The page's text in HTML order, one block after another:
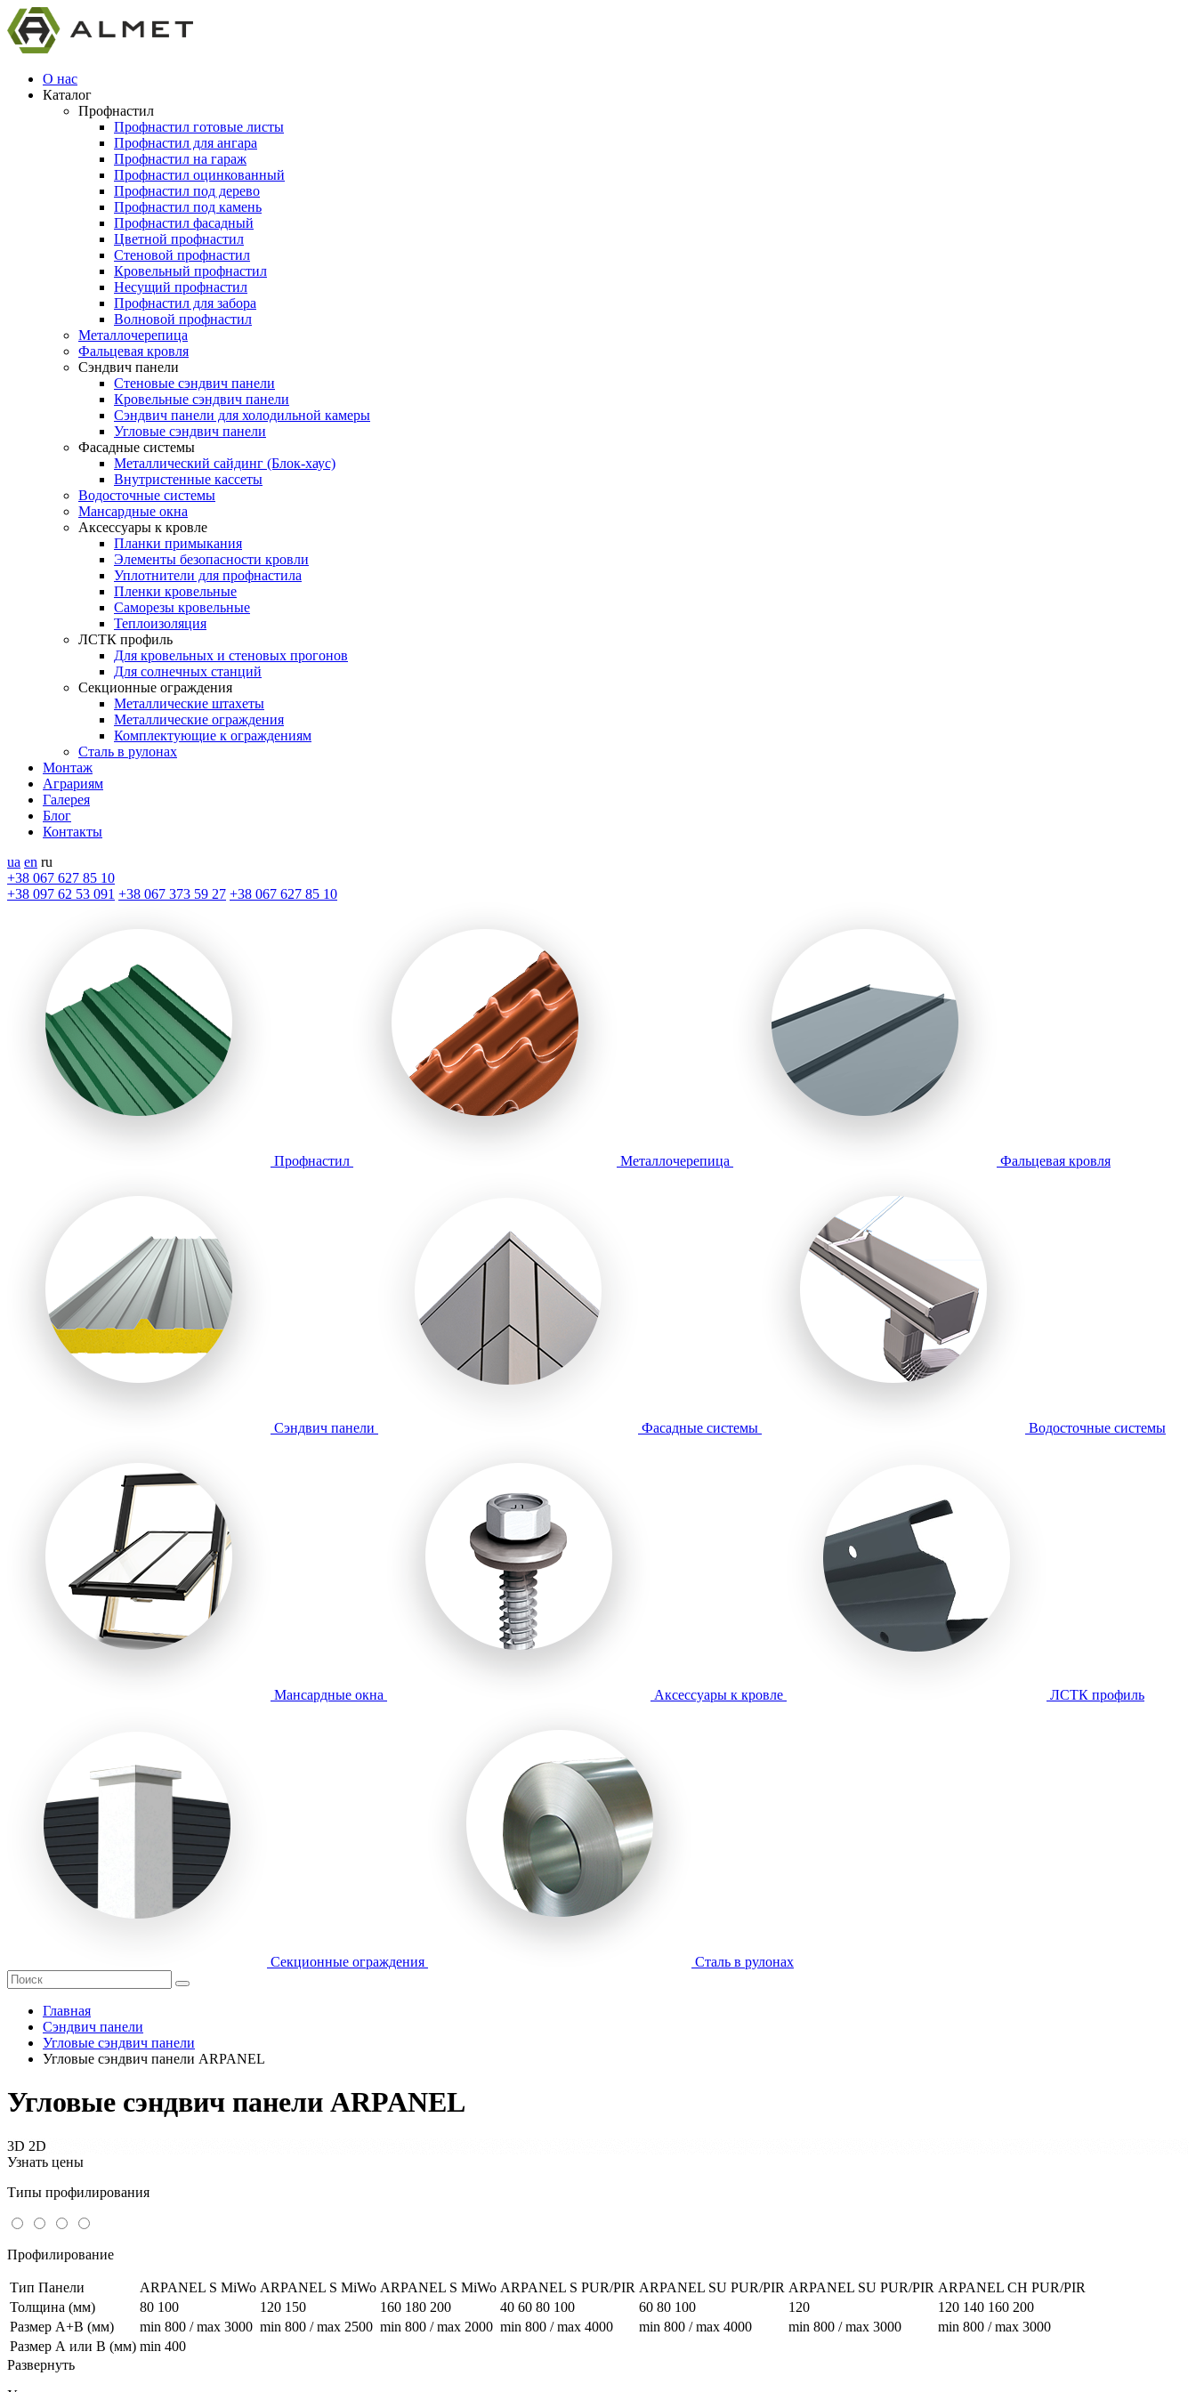
О нас
Каталог
Профнастил
Профнастил готовые листы
Профнастил для ангара
Профнастил на гараж
Профнастил оцинкованный
Профнастил под дерево
Профнастил под камень
Профнастил фасадный
Цветной профнастил
Стеновой профнастил
Кровельный профнастил
Несущий профнастил
Профнастил для забора
Волновой профнастил
Металлочерепица
Фальцевая кровля
Сэндвич панели
Стеновые сэндвич панели
Кровельные сэндвич панели
Сэндвич панели для холодильной камеры
Угловые сэндвич панели
Фасадные системы
Металлический сайдинг (Блок-хаус)
Внутристенные кассеты
Водосточные системы
Мансардные окна
Аксессуары к кровле
Планки примыкания
Элементы безопасности кровли
Уплотнители для профнастила
Пленки кровельные
Саморезы кровельные
Теплоизоляция
ЛСТК профиль
Для кровельных и стеновых прогонов
Для солнечных станций
Секционные ограждения
Металлические штахеты
Металлические ограждения
Комплектующие к ограждениям
Сталь в рулонах
Монтаж
Аграриям
Галерея
Блог
Контакты
ua en ru
+38 067 627 85 10
+38 097 62 53 091 +38 067 373 59 27 +38 067 627 85 10
Профнастил Металлочерепица Фальцевая кровля
Сэндвич панели Фасадные системы Водосточные системы
Мансардные окна Аксессуары к кровле ЛСТК профиль
Секционные ограждения Сталь в рулонах
Главная
Сэндвич панели
Угловые сэндвич панели
Угловые сэндвич панели ARPANEL
Угловые сэндвич панели ARPANEL
3D 2D
Узнать цены
Типы профилирования
Профилирование
Тип Панели ARPANEL S MiWo ARPANEL S MiWo ARPANEL S MiWo ARPANEL S PUR/PIR ARPANEL SU PUR/PIR ARPANEL SU PUR/PIR ARPANEL CH PUR/PIR
Толщина (мм)
80 100 120 150 160 180 200 40 60 80 100 60 80 100 120
120 140 160 200
Размер А+В (мм)
min 800 / max 3000 min 800 / max 2500 min 800 / max 2000 min 800 / max 4000 min 800 / max 4000 min 800 / max 3000
min 800 / max 3000
Размер А или В (мм) min 400
Развернуть